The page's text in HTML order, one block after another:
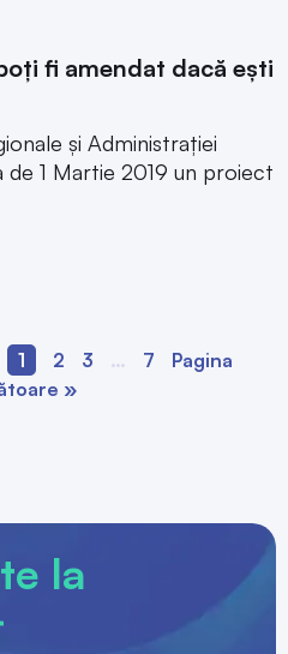
fi amendat dacă ești
și Administrației
1 Martie 2019 un proiect
1 2 3 … 7
Pagina
»
la